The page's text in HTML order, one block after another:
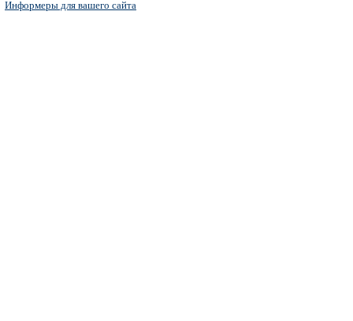
Информеры для вашего сайта